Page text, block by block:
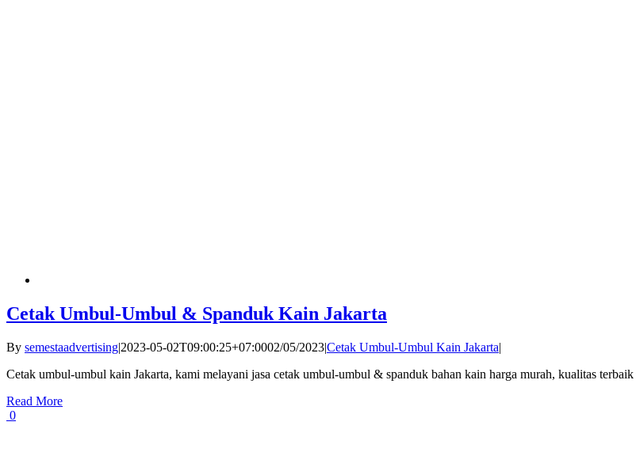
Cetak Umbul-Umbul & Spanduk Kain Jakarta
By semestaadvertising|2023-05-02T09:00:25+07:0002/05/2023|Cetak Umbul-Umbul Kain Jakarta|
Cetak umbul-umbul kain Jakarta, kami melayani jasa cetak umbul-umbul & spanduk bahan kain harga murah, kualitas
Read More
0